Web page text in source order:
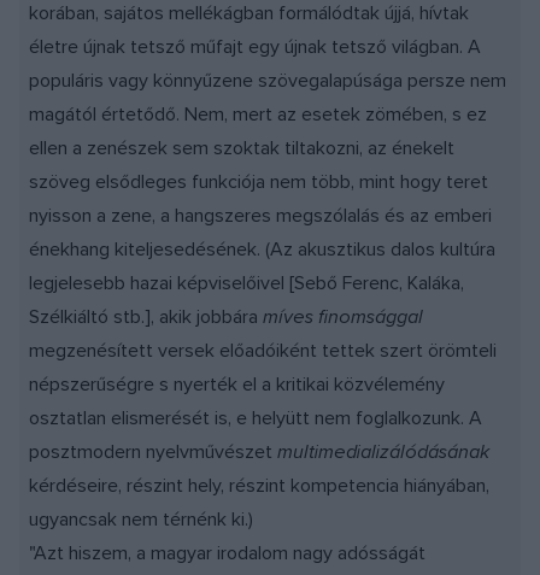
korában, sajátos mellékágban formálódtak újjá, hívtak
életre újnak tetsző műfajt egy újnak tetsző világban. A
populáris vagy könnyűzene szövegalapúsága persze nem
magától értetődő. Nem, mert az esetek zömében, s ez
ellen a zenészek sem szoktak tiltakozni, az énekelt
szöveg elsődleges funkciója nem több, mint hogy teret
nyisson a zene, a hangszeres megszólalás és az emberi
énekhang kiteljesedésének. (Az akusztikus dalos kultúra
legjelesebb hazai képviselőivel [Sebő Ferenc, Kaláka,
Szélkiáltó stb.], akik jobbára míves finomsággal
megzenésített versek előadóiként tettek szert örömteli
népszerűségre s nyerték el a kritikai közvélemény
osztatlan elismerését is, e helyütt nem foglalkozunk. A
posztmodern nyelvművészet multimedializálódásának
kérdéseire, részint hely, részint kompetencia hiányában,
ugyancsak nem térnénk ki.)
"Azt hiszem, a magyar irodalom nagy adósságát